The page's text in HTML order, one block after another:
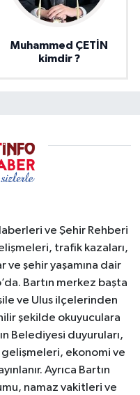
Muhammed ÇETİN
kimdir ?
ve Şehir Rehberi
trafik kazaları,
şehir yaşamına dair
Bartın merkez başta
ve Ulus ilçelerinden
şekilde okuyuculara
Belediyesi duyuruları,
ekonomi ve
Ayrıca Bartın
namaz vakitleri ve